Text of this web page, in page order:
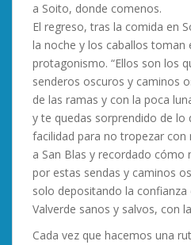
a Soito, donde comenos.
El regreso, tras la comida en
la noche y los caballos toman
protagonismo. “Ellos son los
senderos oscuros y caminos
de las ramas y con la poca
y te quedas sorprendido de lo
facilidad para no tropezar con
a San Blas y recordado cómo
por estas sendas y caminos
solo depositando la confianza
Valverde sanos y salvos, con
Cada vez que hacemos una